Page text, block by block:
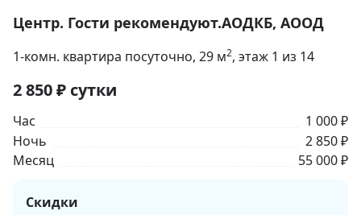
1
15
Центр. Гости рекомендуют.АОДКБ, АООД
1-комн. квартира посуточно, 29 м2, этаж 1 из 14
2 850₽ сутки
Час
1 000 ₽
Ночь
2 850 ₽
Месяц
55 000 ₽
Скидки